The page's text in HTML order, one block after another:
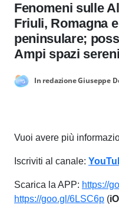
Fenomeni sulle
Friuli, Romagna
peninsulare;
Ampi spazi
In redazione Giuseppe
Vuoi avere più
Iscriviti al canale:
Scarica la APP: https://
https://goo.gl/6LSC6p (